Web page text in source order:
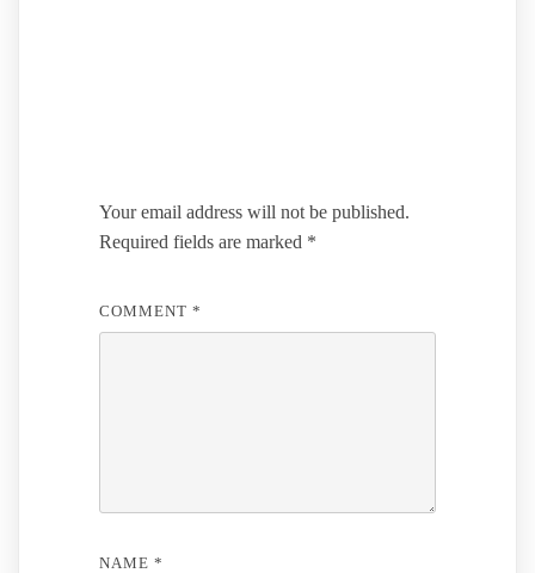
Your email address will not be published.
Required fields are marked *
COMMENT *
NAME *